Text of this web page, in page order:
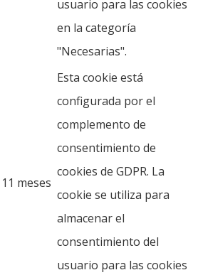
usuario para las cookies
en la categoría
"Necesarias".
11 meses
Esta cookie está
configurada por el
complemento de
consentimiento de
cookies de GDPR. La
cookie se utiliza para
almacenar el
consentimiento del
usuario para las cookies